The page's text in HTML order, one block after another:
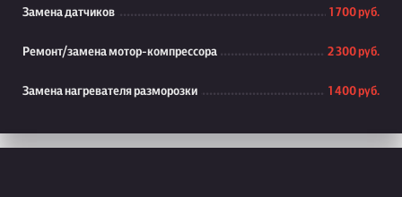
Замена датчиков 1 700 руб.
Ремонт/замена мотор-компрессора 2 300 руб.
Замена нагревателя разморозки 1 400 руб.